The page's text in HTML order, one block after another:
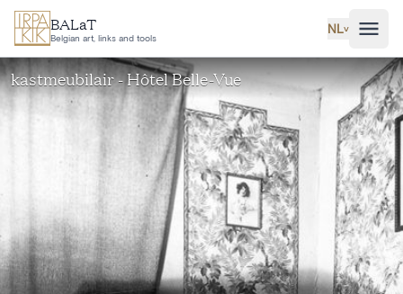
Ga naar hoofdinhoud
BALaT
Belgian art, links and tools
NL˅
kastmeubilair - Hôtel Belle-Vue